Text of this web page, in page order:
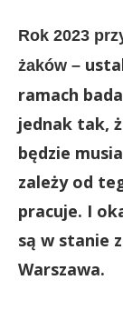
Rok 2023
żaków –
ramach
jednak tak,
będzie
zależy od
pracuje. I
są w stanie
Warszawa.